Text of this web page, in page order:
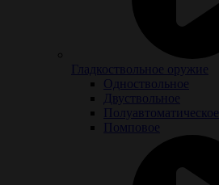
Гладкоствольное оружие
Одноствольное
Двуствольное
Полуавтоматическое
Помповое